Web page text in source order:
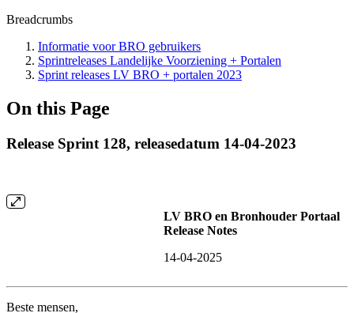
Breadcrumbs
Informatie voor BRO gebruikers
Sprintreleases Landelijke Voorziening + Portalen
Sprint releases LV BRO + portalen 2023
On this Page
Release Sprint 128, releasedatum 14-04-2023
LV BRO en Bronhouder Portaal
Release Notes
14-04-2025
Beste mensen,